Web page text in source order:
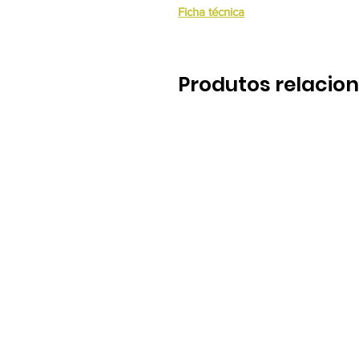
Ficha técnica
Produtos